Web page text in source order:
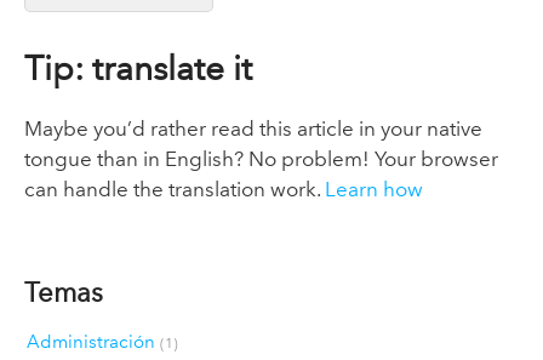
Tip: translate it
Maybe you’d rather read this article in your native
tongue than in English? No problem! Your browser
can handle the translation work. Learn how
Temas
Administración (1)